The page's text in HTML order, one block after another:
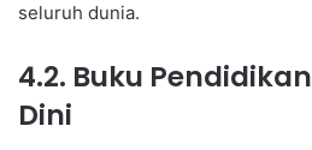
seluruh dunia.
4.2. Buku
Dini